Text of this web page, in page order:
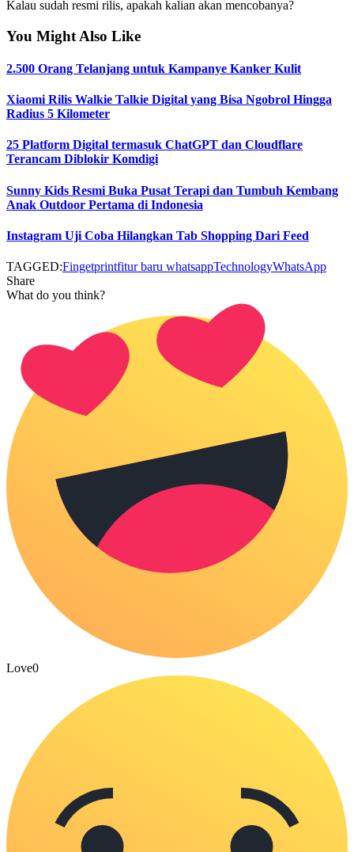
Kalau sudah resmi rilis, apakah kalian akan mencobanya?
You Might Also Like
2.500 Orang Telanjang untuk Kampanye Kanker Kulit
Xiaomi Rilis Walkie Talkie Digital yang Bisa Ngobrol Hingga
Radius 5 Kilometer
25 Platform Digital termasuk ChatGPT dan Cloudflare
Terancam Diblokir Komdigi
Sunny Kids Resmi Buka Pusat Terapi dan Tumbuh Kembang
Anak Outdoor Pertama di Indonesia
Instagram Uji Coba Hilangkan Tab Shopping Dari Feed
TAGGED:Fingetprintfitur baru whatsappTechnologyWhatsApp
Share
What do you think?
Love0